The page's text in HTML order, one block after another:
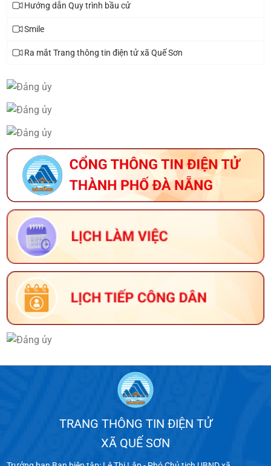
Hướng dẫn Quy trình bầu cử
Smile
Ra mắt Trang thông tin điện tử xã Quế Sơn
TRANG THÔNG TIN ĐIỆN TỬ
XÃ QUẾ SƠN